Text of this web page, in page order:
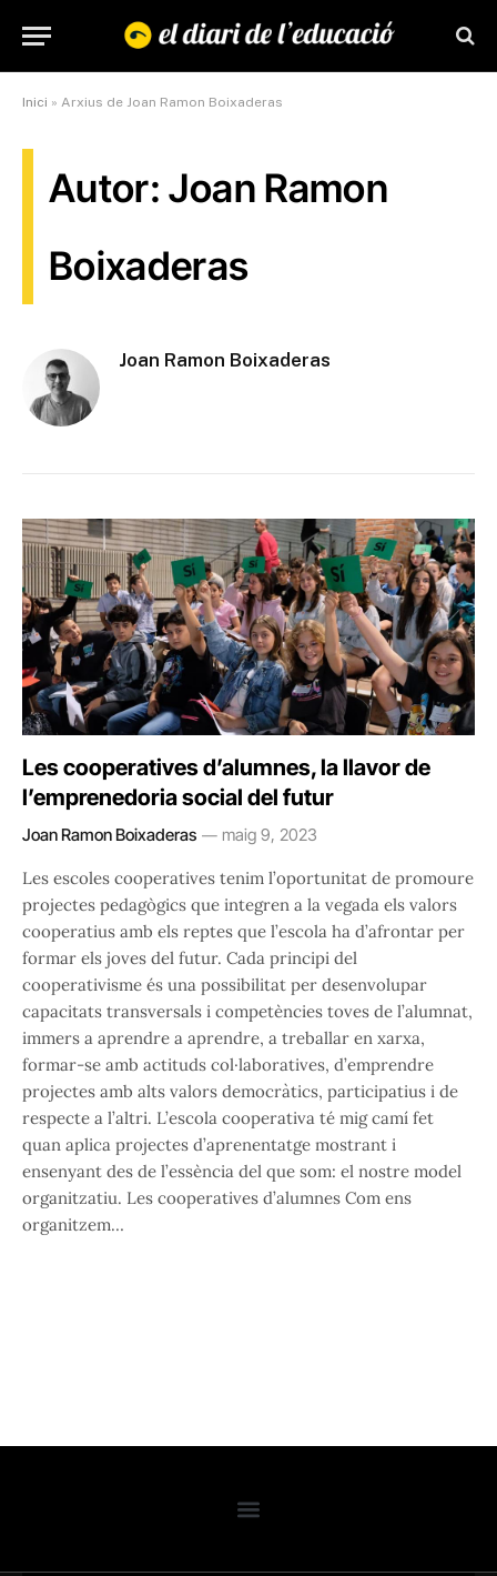
Inici » Arxius de Joan Ramon Boixaderas
Autor: Joan Ramon
Boixaderas
Joan Ramon Boixaderas
Les cooperatives d’alumnes, la llavor de
l’emprenedoria social del futur
Joan Ramon Boixaderas maig 9, 2023
Les escoles cooperatives tenim l’oportunitat de promoure
projectes pedagògics que integren a la vegada els valors
cooperatius amb els reptes que l’escola ha d’afrontar per
formar els joves del futur. Cada principi del
cooperativisme és una possibilitat per desenvolupar
capacitats transversals i competències toves de l’alumnat,
immers a aprendre a aprendre, a treballar en xarxa,
formar-se amb actituds col·laboratives, d’emprendre
projectes amb alts valors democràtics, participatius i de
respecte a l’altri. L’escola cooperativa té mig camí fet
quan aplica projectes d’aprenentatge mostrant i
ensenyant des de l’essència del que som: el nostre model
organitzatiu. Les cooperatives d’alumnes Com ens
organitzem…